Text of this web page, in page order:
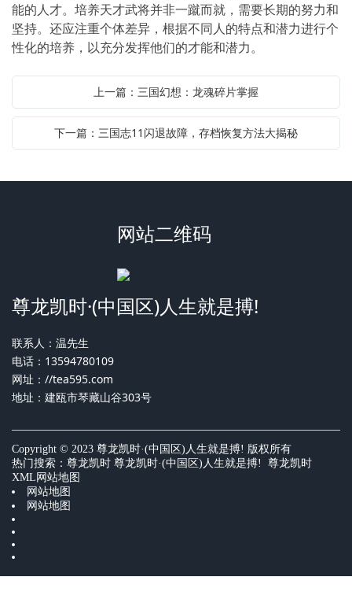
能的人才。培养天才武将并非一蹴而就，需要长期的努力和
坚持。还应注重个体差异，根据不同人的特点和潜力进行个
性化的培养，以充分发挥他们的才能和潜力。
上一篇：三国幻想：龙魂碎片掌握
下一篇：三国志11闪退故障，存档恢复方法大揭秘
网站二维码
尊龙凯时·(中国区)人生就是搏!
联系人：温先生
电话：13594780109
网址： //tea595.com
地址：建瓯市琴藏山谷303号
Copyright © 2023 尊龙凯时·(中国区)人生就是搏! 版权所有
热门搜索： 尊龙凯时 尊龙凯时·(中国区)人生就是搏! 尊龙凯时
XML网站地图
网站地图
网站地图